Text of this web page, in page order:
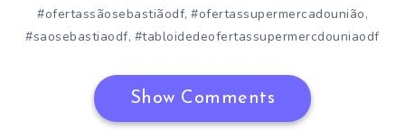
#ofertassãosebastiãodf, #ofertassupermercadounião,
#saosebastiaodf, #tabloidedeofertassupermercdouniaodf
Show Comments